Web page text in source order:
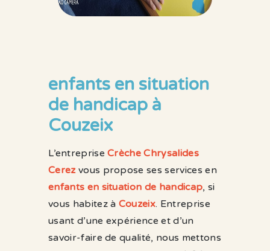
enfants en situation
de handicap à
Couzeix
L’entrepriseCrèche Chrysalides
Cerezvous propose ses services en
enfants en situation de handicap, si
vous habitez à Couzeix. Entreprise
usant d’une expérience et d’un
savoir-faire de qualité, nous mettons